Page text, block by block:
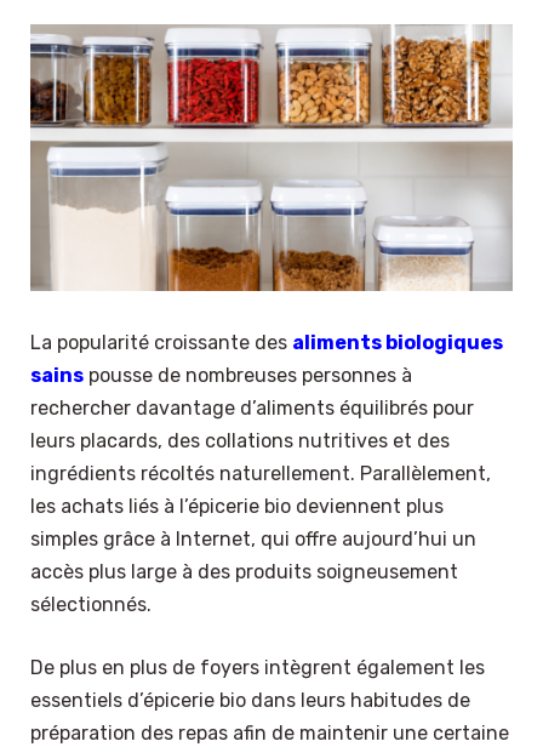
La popularité croissante des aliments biologiques
sains pousse de nombreuses personnes à
rechercher davantage d’aliments équilibrés pour
leurs placards, des collations nutritives et des
ingrédients récoltés naturellement. Parallèlement,
les achats liés à l’épicerie bio deviennent plus
simples grâce à Internet, qui offre aujourd’hui un
accès plus large à des produits soigneusement
sélectionnés.
De plus en plus de foyers intègrent également les
essentiels d’épicerie bio dans leurs habitudes de
préparation des repas afin de maintenir une certaine